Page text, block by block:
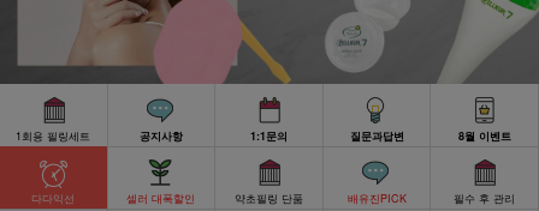
1회용 필링세트 공지사항 1:1문의 질문과답변 8월 이벤트
다다익선 셀러 대폭할인 약초필링 단품 배유진PICK 필수 후 관리